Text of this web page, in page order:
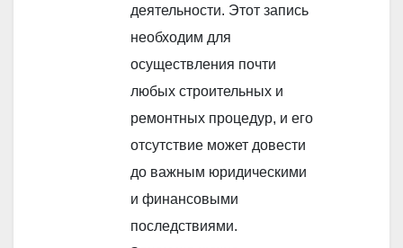
деятельности. Этот запись
необходим для
осуществления почти
любых строительных и
ремонтных процедур, и его
отсутствие может довести
до важным юридическими
и финансовыми
последствиями.